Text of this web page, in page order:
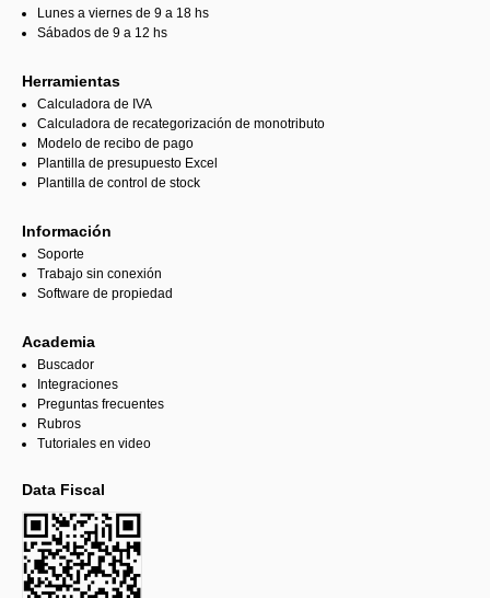
Lunes a viernes de 9 a 18 hs
Sábados de 9 a 12 hs
Herramientas
Calculadora de IVA
Calculadora de recategorización de monotributo
Modelo de recibo de pago
Plantilla de presupuesto Excel
Plantilla de control de stock
Información
Soporte
Trabajo sin conexión
Software de propiedad
Academia
Buscador
Integraciones
Preguntas frecuentes
Rubros
Tutoriales en video
Data Fiscal